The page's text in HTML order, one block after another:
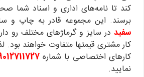
کند تا نامه‌های اداری و اسناد شما
برسند. این مجموعه قادر به چاپ و
سفید در سایز و گرماژهای مختلف رو
کار مشتری قیمتها متفاوت خواهند بود.
کارهای اختصاصی با شماره
نمایید.